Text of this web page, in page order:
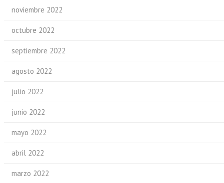
noviembre 2022
octubre 2022
septiembre 2022
agosto 2022
julio 2022
junio 2022
mayo 2022
abril 2022
marzo 2022